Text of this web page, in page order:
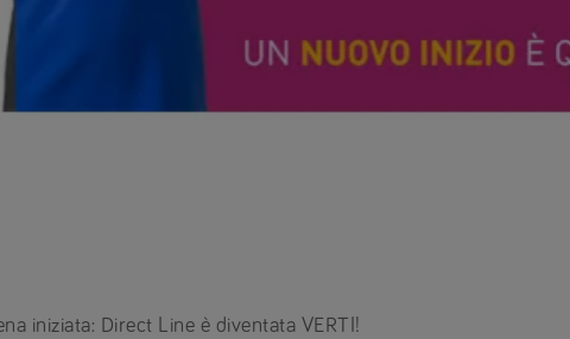
iniziata: Direct Line è diventata VERTI!